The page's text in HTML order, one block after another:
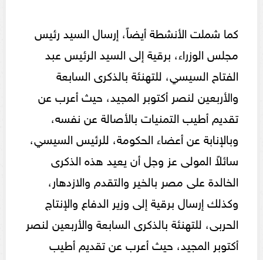
كما شملت الأنشطة أيضاً، إرسال السيد رئيس
مجلس الوزراء، برقية إلى السيد الرئيس عبد
الفتاح السيسي، للتهنئة بالذكرى السابعة
والأربعين لنصر أكتوبر المجيد، حيث أعرب عن
تقديم أطيب التمنيات بالأصالة عن نفسه،
وبالإنابة عن أعضاء الحكومة، للرئيس السيسي،
سائلاً المولى عز وجل أن يعيد هذه الذكرى
الخالدة على مصر بالخير والتقدم والازدهار،
وكذلك إرسال برقية إلى وزير الدفاع والإنتاج
الحربى، للتهنئة بالذكرى السابعة والأربعين لنصر
أكتوبر المجيد، حيث أعرب عن تقديم أطيب